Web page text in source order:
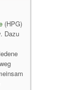
(HPG)
Dazu